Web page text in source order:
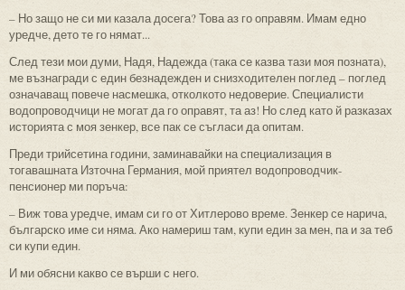
– Но защо не си ми казала досега? Това аз го оправям. Имам едно
уредче, дето те го нямат...
След тези мои думи, Надя, Надежда (така се казва тази моя позната),
ме възнагради с един безнадежден и снизходителен поглед – поглед
означаващ повече насмешка, отколкото недоверие. Специалисти
водопроводчици не могат да го оправят, та аз! Но след като й разказах
историята с моя зенкер, все пак се съгласи да опитам.
Преди трийсетина години, заминавайки на специализация в
тогавашната Източна Германия, мой приятел водопроводчик-
пенсионер ми поръча:
– Виж това уредче, имам си го от Хитлерово време. Зенкер се нарича,
българско име си няма. Ако намериш там, купи един за мен, па и за теб
си купи един.
И ми обясни какво се върши с него.